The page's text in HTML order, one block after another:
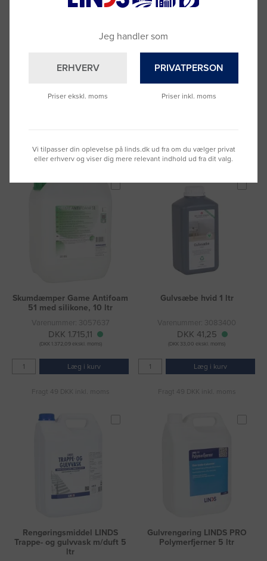
Brun Sæbe LINDS
Krystalsæbe 10 kg
DKK 481,25
Fragt 49 DKK inkl. moms
Gulvpolish LINDS PRO
Acrypol 5 ltr
DKK 891,23
Fragt 49 DKK inkl. moms
Skumdæmper Game Antifoam
51 med silikone, 10 ltr
Varenummer: 3057637
DKK 1.715,11
(DKK 1.372,09 ekskl. moms)
Læg i kurv
Fragt 49 DKK inkl. moms
Gulvsæbe hvid 1 ltr
Varenummer: 3083400
DKK 41,25
(DKK 33,00 ekskl. moms)
Læg i kurv
Fragt 49 DKK inkl. moms
Rengøringsmiddel LINDS
Trappe- og gulvvask m/duft 5
ltr
Gulvrengøring LINDS PRO
Polymerfjerner 5 ltr
Jeg handler som
ERHVERV
Priser ekskl. moms
PRIVATPERSON
Priser inkl. moms
Vi tilpasser din oplevelse på linds.dk ud fra om du vælger privat
eller erhverv og viser dig mere relevant indhold ud fra dit valg.